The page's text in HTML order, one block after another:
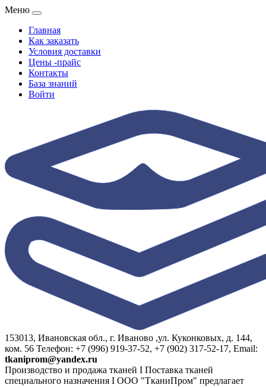
Меню
Главная
Как заказать
Условия доставки
Цены -прайс
Контакты
База знаний
Войти
153013, Ивановская обл., г. Иваново ,ул. Куконковых, д. 144,
ком. 56 Телефон: +7 (996) 919-37-52, +7 (902) 317-52-17, Email:
tkaniprom@yandex.ru
Производство и продажа тканей I Поставка тканей
специального назначения I ООО "ТканиПром" предлагает